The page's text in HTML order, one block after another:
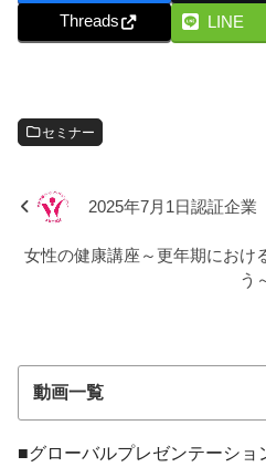
Threads LINE
セミナー
2025年7月1日認証企業
女性の健康講座～更年期におけ
う
動画一覧
■グローバルプレゼンテーショ